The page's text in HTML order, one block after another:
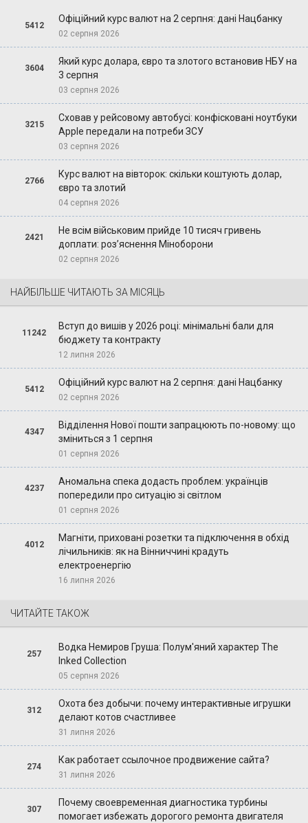
5412
Офіційний курс валют на 2 серпня: дані Нацбанку
02 серпня 2026
3604
Який курс долара, євро та злотого встановив НБУ на
3 серпня
03 серпня 2026
3215
Сховав у рейсовому автобусі: конфісковані ноутбуки
Apple передали на потреби ЗСУ
03 серпня 2026
2766
Курс валют на вівторок: скільки коштують долар,
євро та злотий
04 серпня 2026
2421
Не всім військовим прийде 10 тисяч гривень
доплати: роз’яснення Міноборони
02 серпня 2026
НАЙБІЛЬШЕ ЧИТАЮТЬ ЗА МІСЯЦЬ
11242
Вступ до вишів у 2026 році: мінімальні бали для
бюджету та контракту
12 липня 2026
5412
Офіційний курс валют на 2 серпня: дані Нацбанку
02 серпня 2026
4347
Відділення Нової пошти запрацюють по-новому: що
зміниться з 1 серпня
01 серпня 2026
4237
Аномальна спека додасть проблем: українців
попередили про ситуацію зі світлом
01 серпня 2026
4012
Магніти, приховані розетки та підключення в обхід
лічильників: як на Вінниччині крадуть
електроенергію
16 липня 2026
ЧИТАЙТЕ ТАКОЖ
257
Водка Немиров Груша: Полум'яний характер The
Inked Collection
05 серпня 2026
312
Охота без добычи: почему интерактивные игрушки
делают котов счастливее
31 липня 2026
274
Как работает ссылочное продвижение сайта?
31 липня 2026
307
Почему своевременная диагностика турбины
помогает избежать дорогого ремонта двигателя